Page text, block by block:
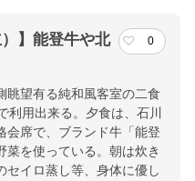
】能登牛や北
0
眺望有る純和風客室の二食
用出来る。夕食は、石川
会席で、ブランド牛「能登
を使っている。朝は炊き
セイロ蒸し等、身体に優し